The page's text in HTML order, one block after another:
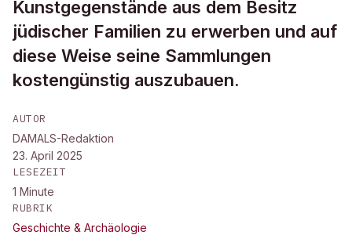
Kunstgegenstände aus dem Besitz
jüdischer Familien zu erwerben und auf
diese Weise seine Sammlungen
kostengünstig auszubauen.
AUTOR
DAMALS-Redaktion
23. April 2025
LESEZEIT
1 Minute
RUBRIK
Geschichte & Archäologie